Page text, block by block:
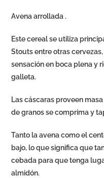
Avena arrollada .
Este cereal se utiliza
Stouts entre otras
sensación en boca plena y
galleta.
Las cáscaras proveen
de granos se comprima y
Tanto la avena como el
bajo, lo que significa que
cebada para que tenga
almidón.